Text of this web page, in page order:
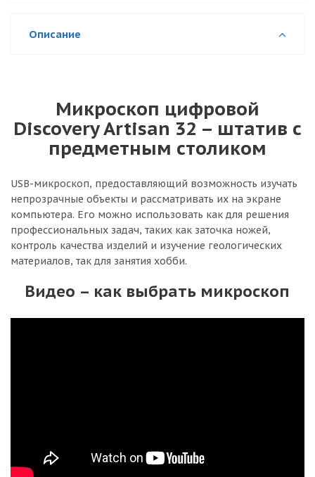
Описание
Микроскоп цифровой
Discovery Artisan 32 – штатив с
предметным столиком
USB-микроскоп, предоставляющий возможность изучать
непрозрачные объекты и рассматривать их на экране
компьютера. Его можно использовать как для решения
профессиональных задач, таких как заточка ножей,
контроль качества изделий и изучение геологических
материалов, так для занятия хобби.
Видео – как выбрать микроскоп